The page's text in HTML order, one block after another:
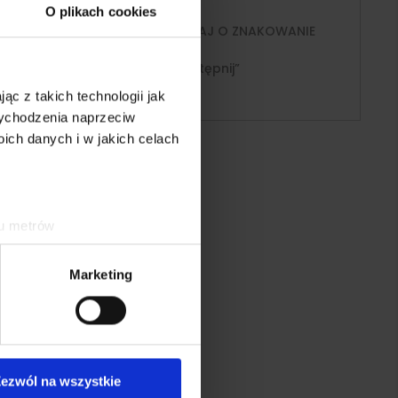
O plikach cookies
z takich technologii jak
naprzeciw
danych i w jakich celach
metrów
(fingerprinting, czyli
preferencje wsekcji
chwili.
i analizować
od Ciebie lub
Marketing
na wszystkie
pomocy?
logo.pl
ZAPYTAJ O ZNAKOWANIE
„Udostępnij”